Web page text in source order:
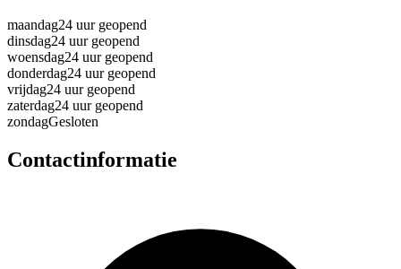
maandag24 uur geopend
dinsdag24 uur geopend
woensdag24 uur geopend
donderdag24 uur geopend
vrijdag24 uur geopend
zaterdag24 uur geopend
zondagGesloten
Contactinformatie